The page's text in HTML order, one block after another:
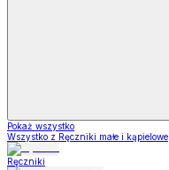
Pokaż wszystko
Wszystko z Ręczniki małe i kąpielowe
Ręczniki